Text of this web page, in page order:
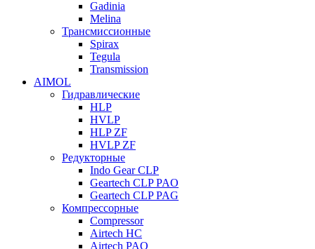
Gadinia
Melina
Трансмиссионные
Spirax
Tegula
Transmission
AIMOL
Гидравлические
HLP
HVLP
HLP ZF
HVLP ZF
Редукторные
Indo Gear CLP
Geartech CLP PAO
Geartech CLP PAG
Компрессорные
Compressor
Airtech HC
Airtech PAO